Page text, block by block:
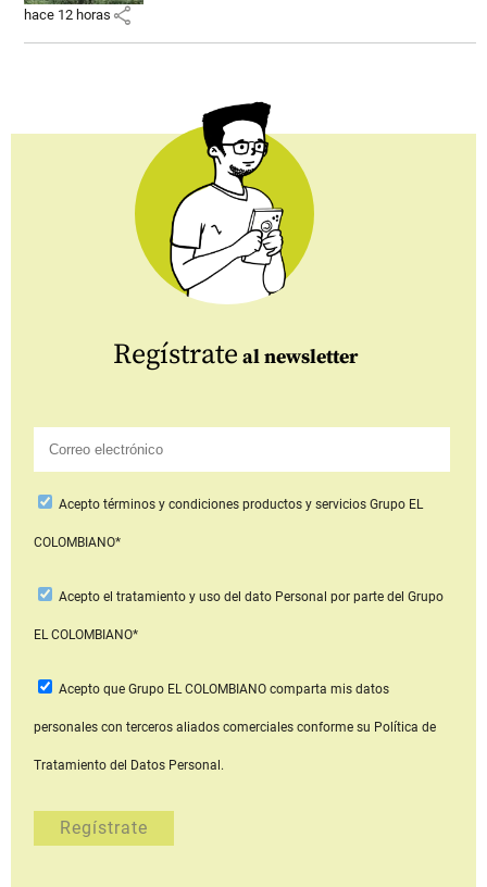
hace 12 horas share
Regístrate al newsletter
Aceptotérminos y condiciones productos y serviciosGrupo EL
COLOMBIANO*
Acepto el tratamiento y uso del dato Personal por parte del Grupo
EL COLOMBIANO*
Acepto que Grupo EL COLOMBIANOcomparta mis datos
personales con terceros aliados comerciales conforme su Política de
Tratamiento del Datos Personal.